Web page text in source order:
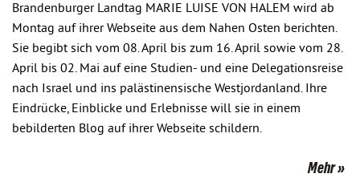
Brandenburger Landtag MARIE LUISE VON HALEM wird ab
Montag auf ihrer Webseite aus dem Nahen Osten berichten.
Sie begibt sich vom 08. April bis zum 16. April sowie vom 28.
April bis 02. Mai auf eine Studien- und eine Delegationsreise
nach Israel und ins palästinensische Westjordanland. Ihre
Eindrücke, Einblicke und Erlebnisse will sie in einem
bebilderten Blog auf ihrer Webseite schildern.
Mehr